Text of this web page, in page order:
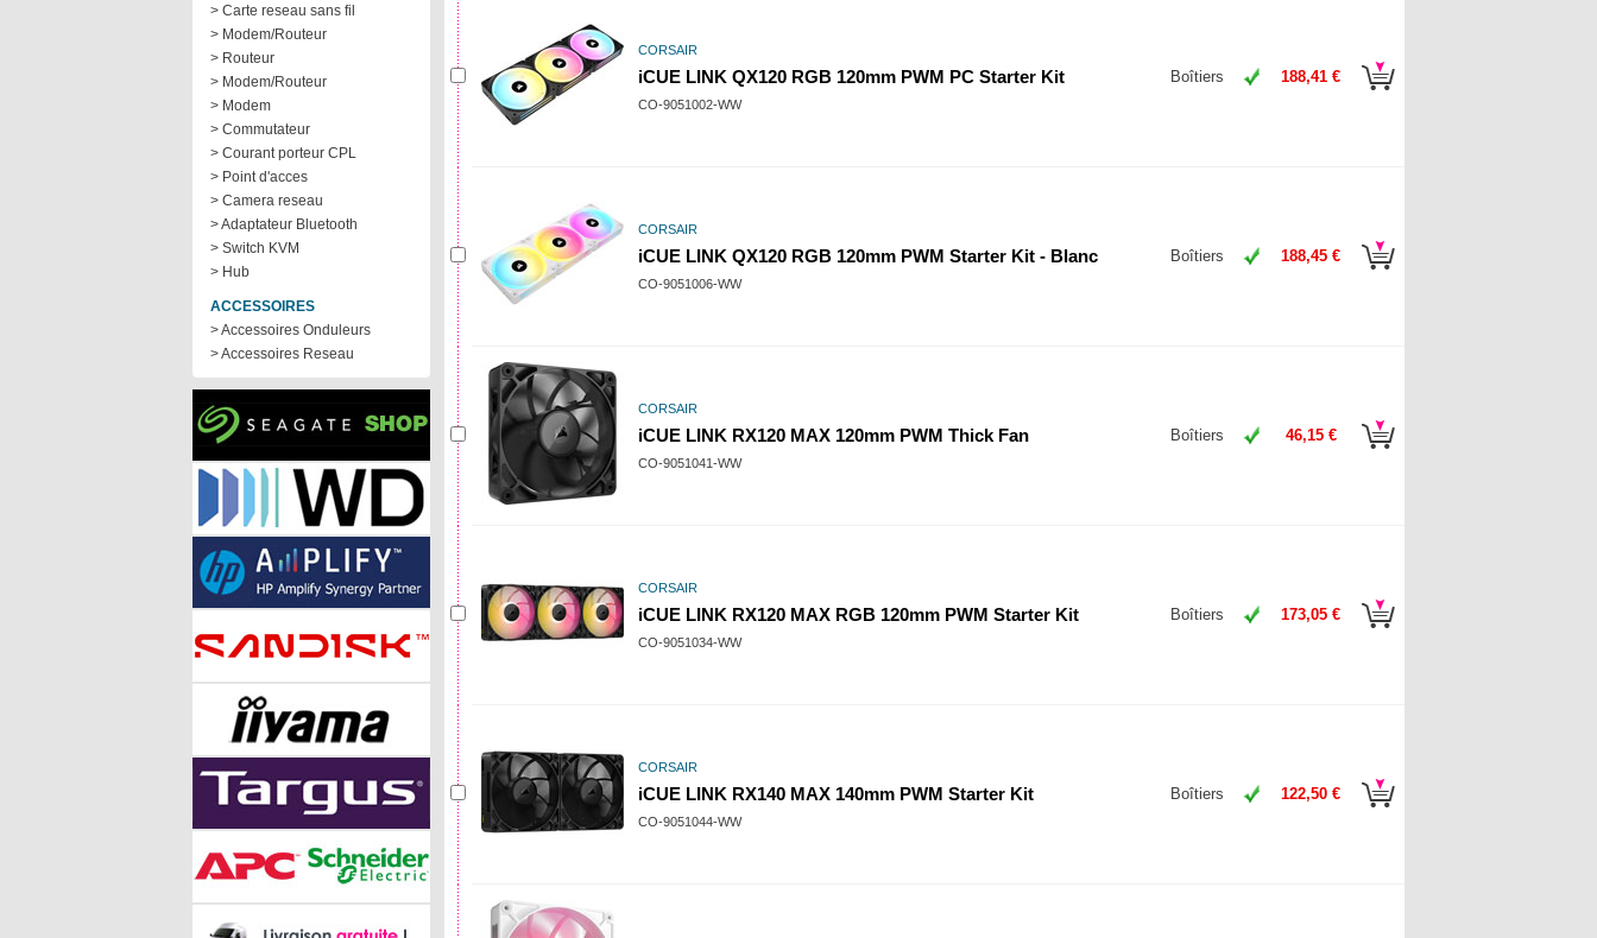
> Carte reseau sans fil
> Modem/Routeur
> Routeur
> Modem/Routeur
> Modem
> Commutateur
> Courant porteur CPL
> Point d'acces
> Camera reseau
> Adaptateur Bluetooth
> Switch KVM
> Hub
ACCESSOIRES
> Accessoires Onduleurs
> Accessoires Reseau
CORSAIR
iCUE LINK QX120 RGB 120mm PWM PC Starter Kit
CO-9051002-WW
Boîtiers 188,41 €
CORSAIR
iCUE LINK QX120 RGB 120mm PWM Starter Kit - Blanc
CO-9051006-WW
Boîtiers 188,45 €
CORSAIR
iCUE LINK RX120 MAX 120mm PWM Thick Fan
CO-9051041-WW
Boîtiers 46,15 €
CORSAIR
iCUE LINK RX120 MAX RGB 120mm PWM Starter Kit
CO-9051034-WW
Boîtiers 173,05 €
CORSAIR
iCUE LINK RX140 MAX 140mm PWM Starter Kit
CO-9051044-WW
Boîtiers 122,50 €